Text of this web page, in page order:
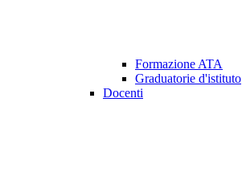
Formazione ATA
Graduatorie d'istituto
Docenti